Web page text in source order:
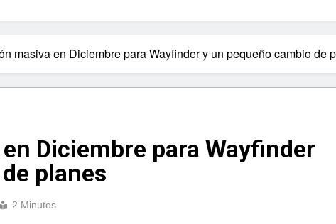
masiva en Diciembre para Wayfinder y un pequeño cambio de
Diciembre para Wayfinder
planes
2 Minutos